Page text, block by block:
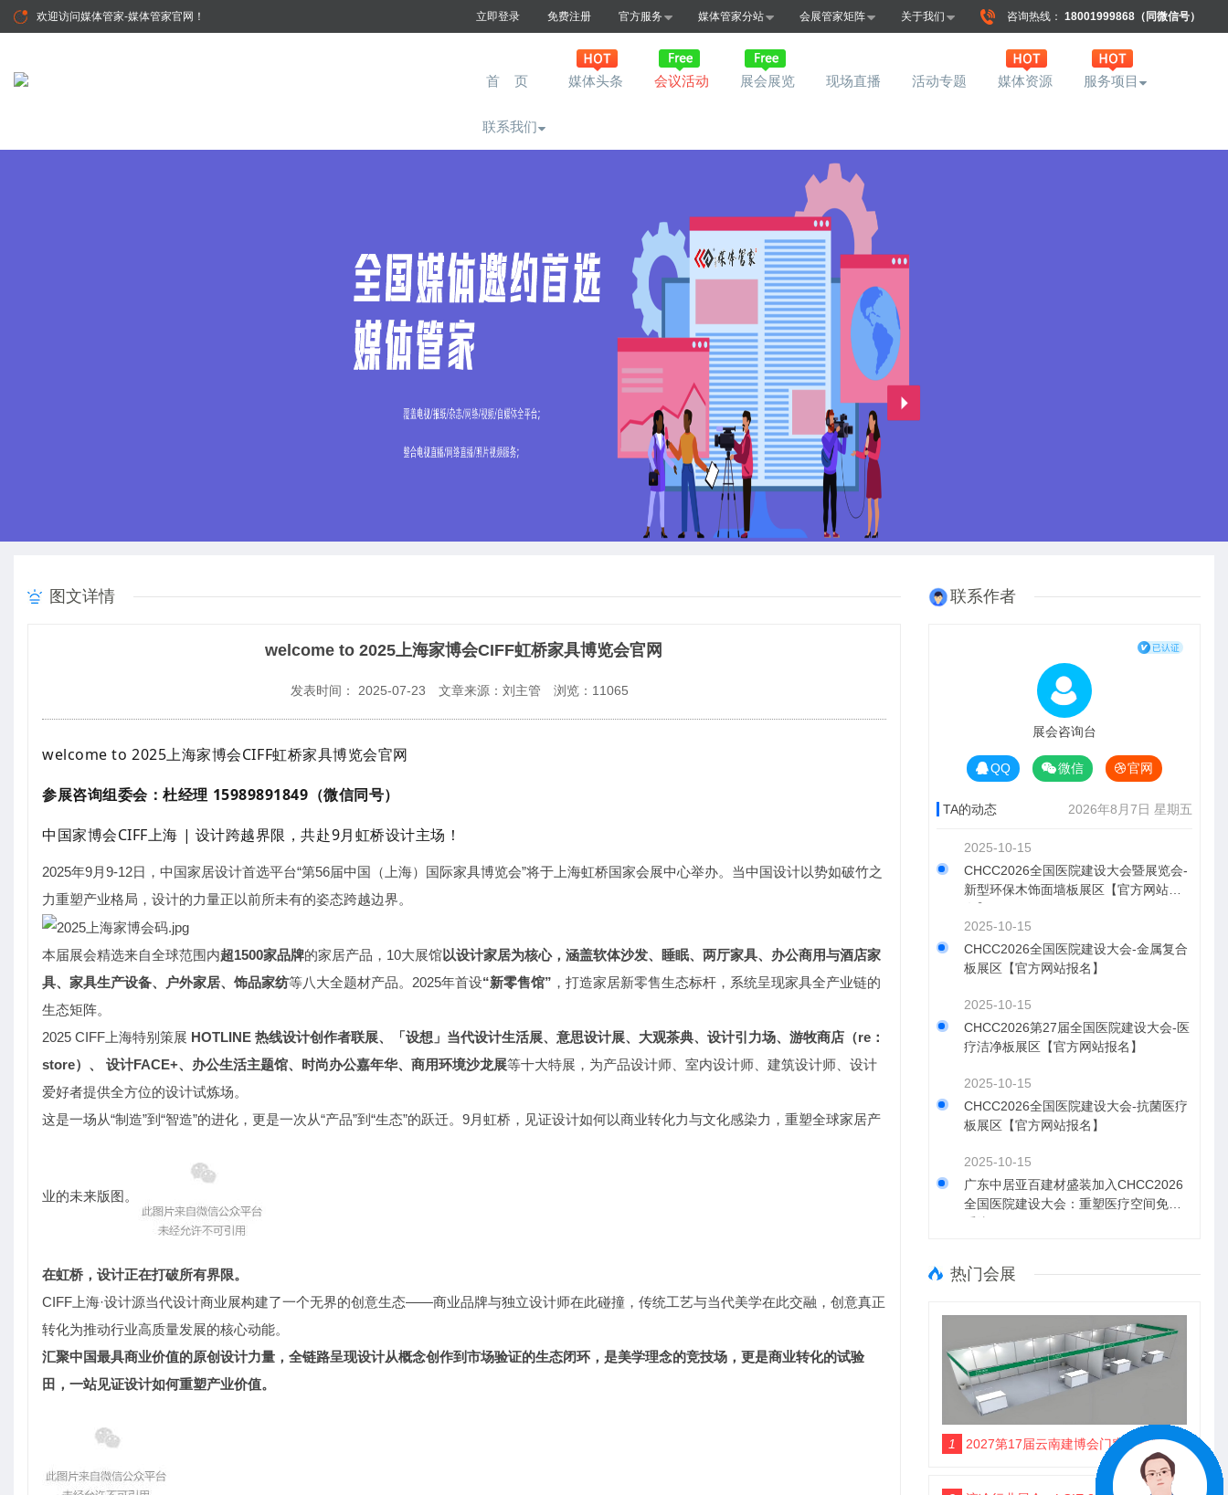
欢迎访问媒体管家-媒体管家官网 ！ 立即登录 免费注册 官方服务 媒体管家分站 会展管家矩阵 关于我们 咨询热线： 18001999868（同微信号）
首 页 媒体头条 会议活动 展会展览 现场直播 活动专题 媒体资源 服务项目
联系我们
图文详情
​welcome to 2025上海家博会CIFF虹桥家具博览会官网
发表时间： 2025-07-23 文章来源：刘主管 浏览： 11065
welcome to 2025上海家博会CIFF虹桥家具博览会官网
参展咨询组委会：杜经理 15989891849（微信同号）
中国家博会CIFF上海 | 设计跨越界限，共赴9月虹桥设计主场！
2025年9月9-12日，中国家居设计首选平台“第56届中国（上海）国际家具博览会”将于上海虹桥国家会展中心举办。当中国设计以势如破竹之
力重塑产业格局，设计的力量正以前所未有的姿态跨越边界。
本届展会精选来自全球范围内超1500家品牌的家居产品，10大展馆以设计家居为核心，涵盖软体沙发、睡眠、两厅家具、办公商用与酒店家
具、家具生产设备、户外家居、饰品家纺等八大全题材产品。2025年首设“新零售馆” ，打造家居新零售生态标杆，系统呈现家具全产业链的
生态矩阵。
2025 CIFF上海特别策展 HOTLINE 热线设计创作者联展、「设想」当代设计生活展、意思设计展、大观茶典、设计引力场、游牧商店（re：
store）、 设计FACE+、办公生活主题馆、时尚办公嘉年华、商用环境沙龙展等十大特展，为产品设计师、室内设计师、建筑设计师、设计
爱好者提供全方位的设计试炼场。
这是一场从“制造”到“智造”的进化，更是一次从“产品”到“生态”的跃迁。9月虹桥，见证设计如何以商业转化力与文化感染力，重塑全球家居产
业的未来版图。
在虹桥，设计正在打破所有界限。
CIFF上海·设计源当代设计商业展构建了一个无界的创意生态——商业品牌与独立设计师在此碰撞，传统工艺与当代美学在此交融，创意真正
转化为推动行业高质量发展的核心动能。
汇聚中国最具商业价值的原创设计力量，全链路呈现设计从概念创作到市场验证的生态闭环，是美学理念的竞技场，更是商业转化的试验
田，一站见证设计如何重塑产业价值。
联系作者
展会咨询台
QQ 微信 官网
TA的动态 2026年8月7日 星期五
2025-10-15
CHCC2026全国医院建设大会暨展览会-
新型环保木饰面墙板展区【官方网站报
2025-10-15
CHCC2026全国医院建设大会-金属复合
板展区【官方网站报名】
2025-10-15
CHCC2026第27届全国医院建设大会-医
疗洁净板展区【官方网站报名】
2025-10-15
CHCC2026全国医院建设大会-抗菌医疗
板展区【官方网站报名】
2025-10-15
​广东中居亚百建材盛装加入CHCC2026
全国医院建设大会：重塑医疗空间免疫
热门会展
1 2027第17届云南建博会门窗业整装定制智能家居卫浴建材展会